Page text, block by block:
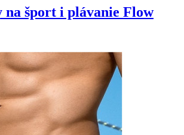
na šport i plávanie Flow